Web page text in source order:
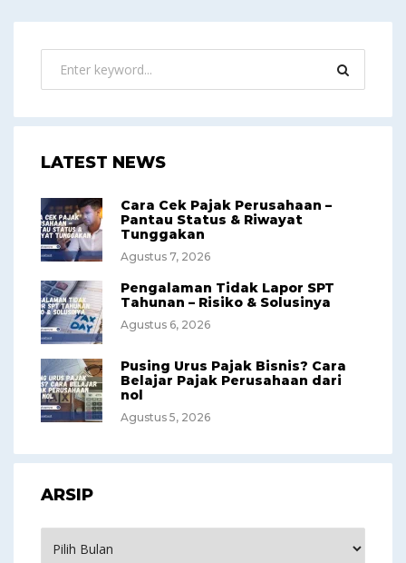
LATEST NEWS
Cara Cek Pajak Perusahaan –
Pantau Status & Riwayat
Tunggakan
Agustus 7, 2026
Pengalaman Tidak Lapor SPT
Tahunan – Risiko & Solusinya
Agustus 6, 2026
Pusing Urus Pajak Bisnis? Cara
Belajar Pajak Perusahaan dari
nol
Agustus 5, 2026
ARSIP